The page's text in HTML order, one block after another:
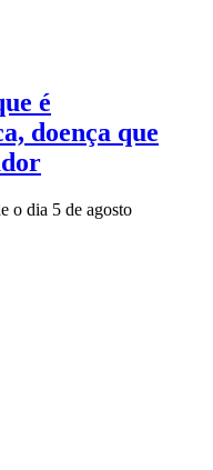
é
doença que
o dia 5 de agosto